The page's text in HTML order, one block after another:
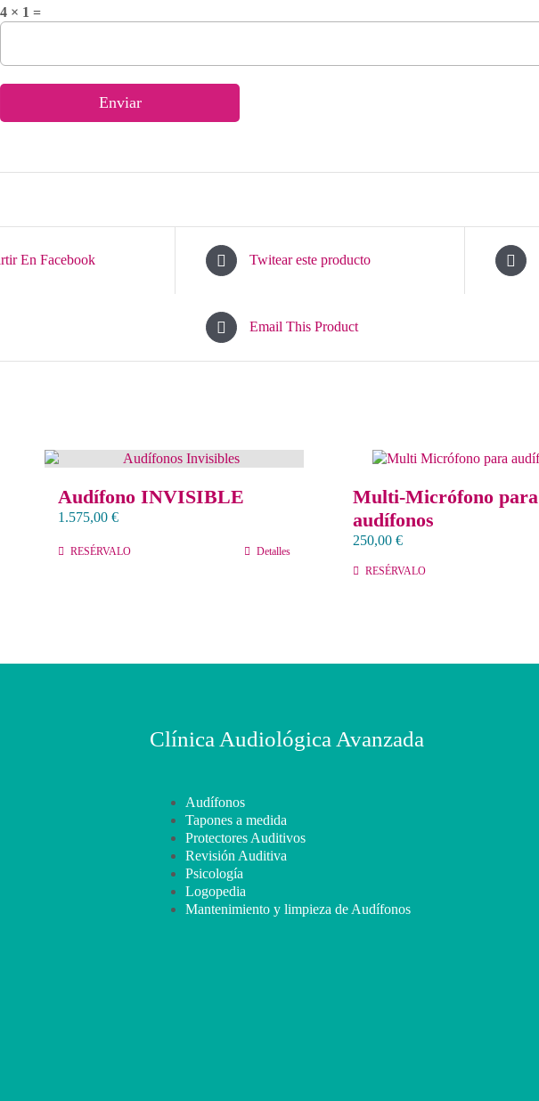
4 × 1 =
En Facebook Twitear este producto
Email This Product
Audífono INVISIBLE
1.575,00 €
RESÉRVALO Detalles
Multi-Micrófono para
audífonos
250,00 €
RESÉRVALO
Clínica Audiológica Avanzada
Audífonos
Tapones a medida
Protectores Auditivos
Revisión Auditiva
Psicología
Logopedia
Mantenimiento y limpieza de Audífonos